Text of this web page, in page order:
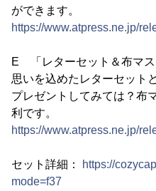
ができます。
https://www.atpress.ne.jp/
E 「レターセット＆布マス
思いを込めたレターセット
プレゼントしてみては？布
利です。
https://www.atpress.ne.jp/
セット詳細：
https://
mode=f37